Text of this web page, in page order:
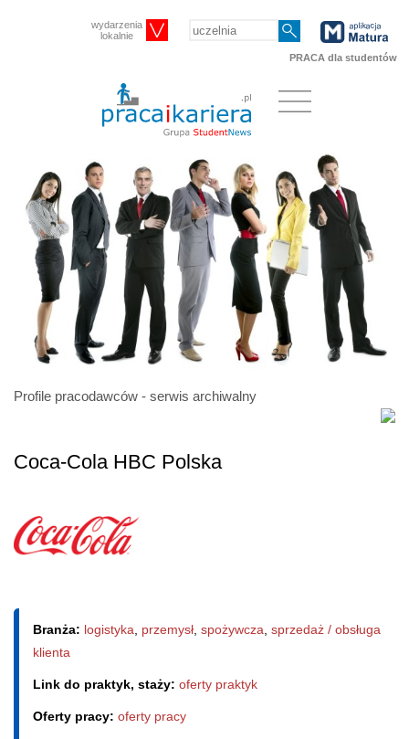
wydarzenia
lokalnie
PRACA dla studentów
Profile pracodawców - serwis archiwalny
Coca-Cola HBC Polska
Branża: logistyka, przemysł, spożywcza, sprzedaż / obsługa
klienta
Link do praktyk, staży: oferty praktyk
Oferty pracy: oferty pracy